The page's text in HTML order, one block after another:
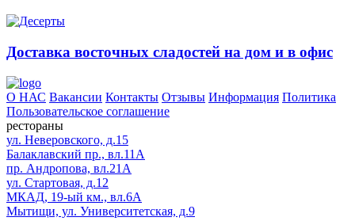
Доставка восточных сладостей на дом и в офис
О НАС Вакансии Контакты Отзывы Информация Политика
Пользовательское соглашение
рестораны
ул. Неверовского, д.15
Балаклавский пр., вл.11А
пр. Андропова, вл.21А
ул. Стартовая, д.12
МКАД, 19-ый км., вл.6А
Мытищи, ул. Университетская, д.9